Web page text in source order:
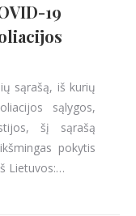
19
sąrašą, iš kurių
sąlygos,
šį sąrašą
pokytis
Lietuvos:…